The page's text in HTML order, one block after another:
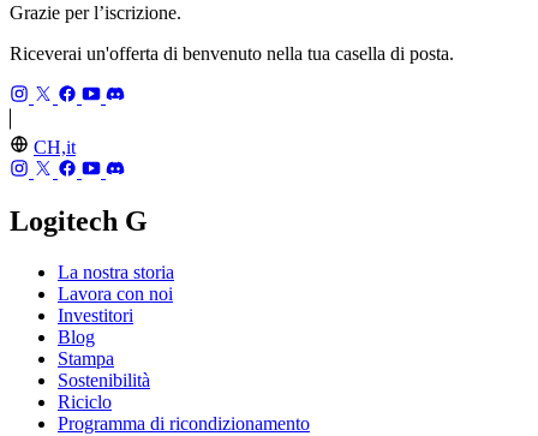
Grazie per l’iscrizione.
Riceverai un'offerta di benvenuto nella tua casella di posta.
CH,it
Logitech G
La nostra storia
Lavora con noi
Investitori
Blog
Stampa
Sostenibilità
Riciclo
Programma di ricondizionamento